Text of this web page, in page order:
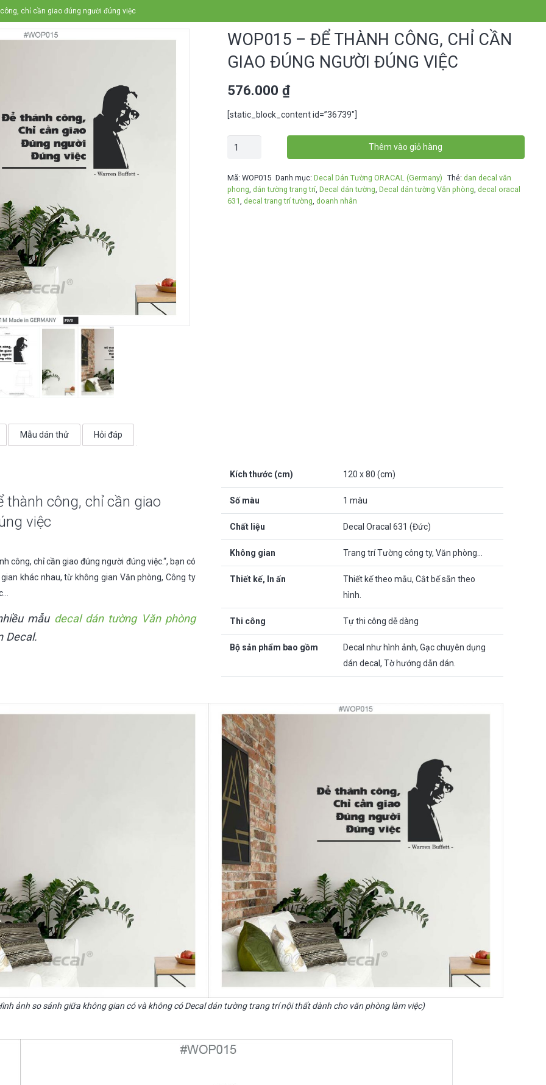
chỉ cần giao đúng người đúng việc
WOP015 – ĐỂ THÀNH CÔNG, CHỈ CẦN
GIAO ĐÚNG NGƯỜI ĐÚNG VIỆC
576.000₫
[static_block_content id=”36739″]
WOP015
Để
thành
công,
Thêm vào giỏ hàng
Mã:WOP015 Danh mục:Decal Dán Tường ORACAL (Germany) Thẻ: dan decal văn
phong,dán tường trang trí,Decal dán tường,Decal dán tường Văn phòng,decal oracal
631,decal trang trí tường,doanh nhân
Mẫu dán thử Hỏi đáp
thành công, chỉ cần giao
việc
công, chỉ cần giao đúng người đúng việc.“, bạn có
khác nhau, từ không gian Văn phòng, Công ty
mẫu decal dán tường Văn phòng
Decal.
Kích thước (cm) 120 x 80 (cm)
Số màu 1 màu
Chất liệu Decal Oracal 631 (Đức)
Không gian Trang trí Tường công ty, Văn phòng…
Thiết kế, In ấn
Thiết kế theo mẫu, Cắt bế sẵn theo
hình.
Thi công Tự thi công dễ dàng
Bộ sản phẩm bao gồm
Decal như hình ảnh, Gạc chuyên dụng
dán decal, Tờ hướng dẫn dán.
ảnh so sánh giữa không gian có và không có Decal dán tường trang trí nội thất dành cho văn phòng làm việc)